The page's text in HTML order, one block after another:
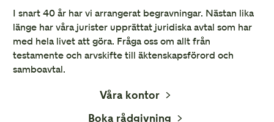
I snart 40 år har vi arrangerat begravningar. Nästan lika
länge har våra jurister upprättat juridiska avtal som har
med hela livet att göra. Fråga oss om allt från
testamente och arvskifte till äktenskapsförord och
samboavtal.
Våra kontor
Boka rådgivning